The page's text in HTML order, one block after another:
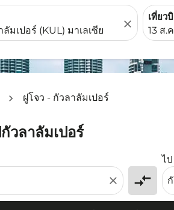
close
เที่ยว
fc-
13 ส.
ฝูโจว - กัวลาลัมเปอร์
วลาลัมเปอร์
close compare_arrows
ไป
าง) หรือเลือกวันที่ด้านล่างเพื่อค้นหาข้อ